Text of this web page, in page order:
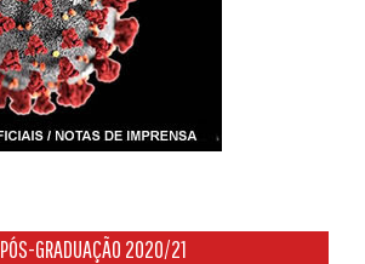
PÓS-GRADUAÇÃO 2020/21